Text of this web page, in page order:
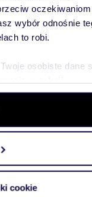
oczekiwaniom
wybór odnośnie
to robi.
osobiste dane
możesz zmienić
i analizować ruch w
z naszej witryny,
te informacje z
cookie
lokal
|
Polecam 2-pokojowe mieszkanie 46 m² z